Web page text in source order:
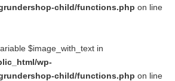
child/functions.php on line
$image_with_text in
wp-
child/functions.php on line